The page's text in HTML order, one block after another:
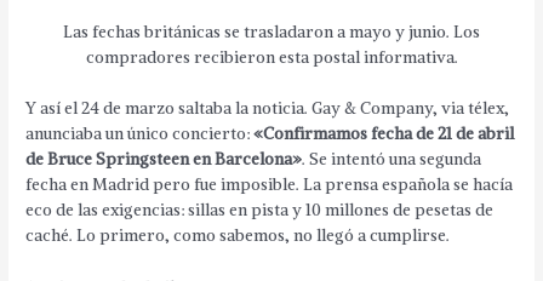
Las fechas británicas se trasladaron a mayo y junio. Los
compradores recibieron esta postal informativa.
Y así el 24 de marzo saltaba la noticia. Gay & Company, via télex,
anunciaba un único concierto:«Confirmamos fecha de 21 de abril
de Bruce Springsteen en Barcelona». Se intentó una segunda
fecha en Madrid pero fue imposible. La prensa española se hacía
eco de las exigencias: sillas en pista y 10 millones de pesetas de
caché. Lo primero, como sabemos, no llegó a cumplirse.